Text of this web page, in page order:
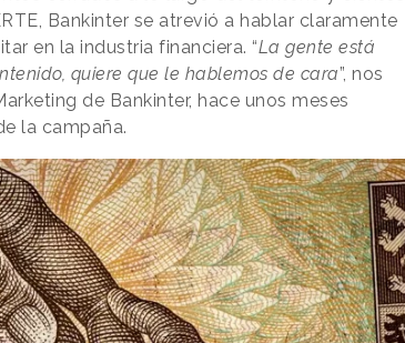
Bankinter se atrevió a hablar claramente
en la industria financiera. “La gente está
quiere que le hablemos de cara”, nos
de Bankinter, hace unos meses
la campaña.